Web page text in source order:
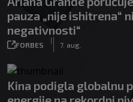
pauza „nije ishitrena“
negativnosti“
FORBES
|
7. aug.
Kina podigla globalnu